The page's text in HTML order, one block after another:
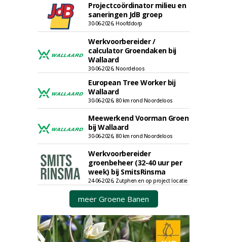
Projectcoördinator milieu en
saneringen JdB groep
30-06-2026, Hoofddorp
Werkvoorbereider /
calculator Groendaken bij
Wallaard
30-06-2026, Noordeloos
European Tree Worker bij
Wallaard
30-06-2026, 80 km rond Noordeloos
Meewerkend Voorman Groen
bij Wallaard
30-06-2026, 80 km rond Noordeloos
Werkvoorbereider
groenbeheer (32-40 uur per
week) bij SmitsRinsma
24-06-2026, Zutphen en op project locatie
meer Groene Banen